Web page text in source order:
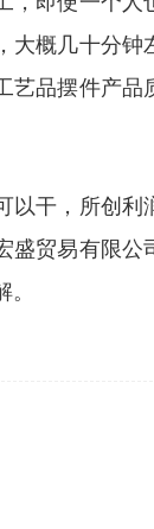
概几十分
品摆件产
干，所创
贸易有限